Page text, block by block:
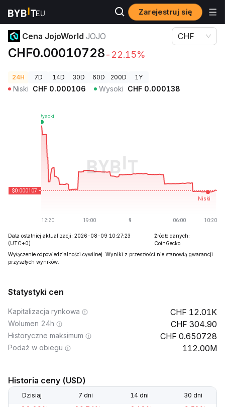
Zarejestruj się
Ceny kryptowalut Cena JojoWorld JOJO
Cena JojoWorld JOJO
CHF0.00010728-22.15%
CHF
24H 7D 14D 30D 60D 200D 1Y
Niski CHF 0.000106 Wysoki CHF 0.000138
Data ostatniej aktualizacji: 2026-08-09 10:27:23
(UTC+0)
Źródło danych:
CoinGecko
Wyłączenie odpowiedzialności cywilnej: Wyniki z przeszłości nie stanowią gwarancji
przyszłych wyników.
Statystyki cen
Kapitalizacja rynkowa 12.01K
Wolumen 24h 304.90
Historyczne maksimum 0.650728
Podaż w obiegu 112.00M
Historia ceny (USD)
Dzisiaj 7 dni 14 dni 30 dni